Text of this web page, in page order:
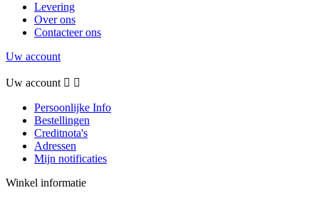
Levering
Over ons
Contacteer ons
Uw account
Uw account  
Persoonlijke Info
Bestellingen
Creditnota's
Adressen
Mijn notificaties
Winkel informatie